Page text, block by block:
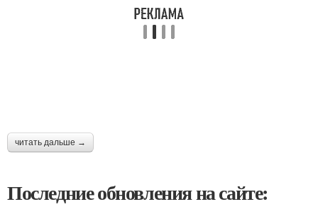
читать дальше →
Последние обновления на сайте: